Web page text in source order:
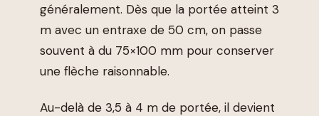
généralement. Dès que la portée atteint 3
m avec un entraxe de 50 cm, on passe
souvent à du 75×100 mm pour conserver
une flèche raisonnable.
Au-delà de 3,5 à 4 m de portée, il devient